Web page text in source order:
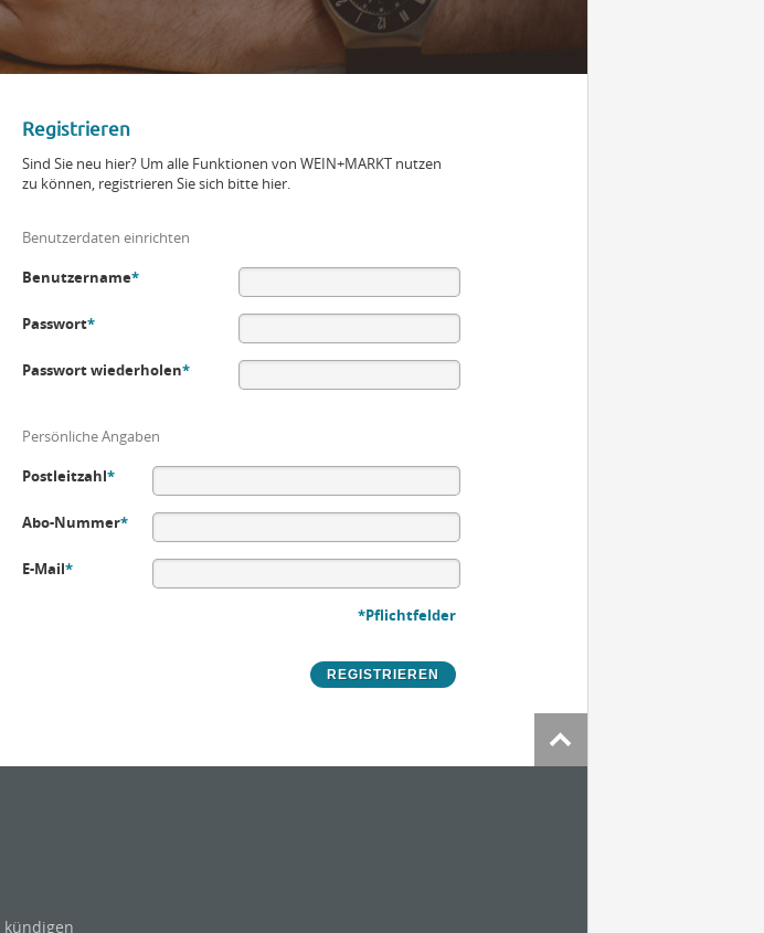
Registrieren
Sind Sie neu hier? Um alle Funktionen von WEIN+MARKT nutzen
zu können, registrieren Sie sich bitte hier.
Benutzerdaten einrichten
Benutzername*
Passwort*
Passwort wiederholen*
Persönliche Angaben
Postleitzahl*
Abo-Nummer*
E-Mail*
*Pflichtfelder